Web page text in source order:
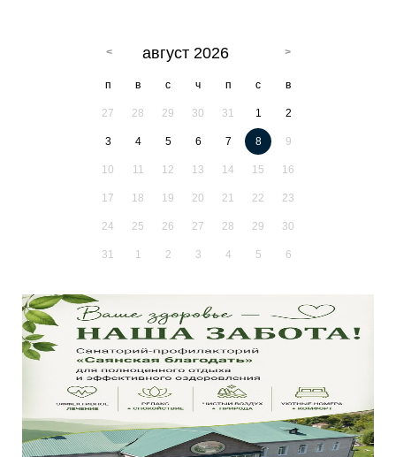
август 2026
п в с ч п с в
27 28 29 30 31 1 2
3 4 5 6 7 8 9
10 11 12 13 14 15 16
17 18 19 20 21 22 23
24 25 26 27 28 29 30
31 1 2 3 4 5 6